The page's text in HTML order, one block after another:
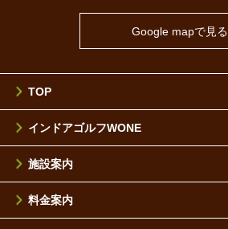
Google mapで見る
TOP
インドアゴルフWONE
施設案内
料金案内